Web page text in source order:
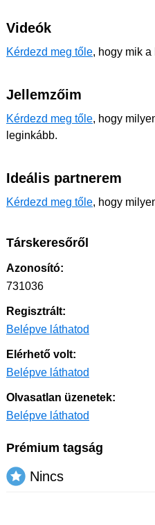
Videók
Kérdezd meg tőle, hogy mik
Jellemzőim
Kérdezd meg tőle, hogy
leginkább.
Ideális partnerem
Kérdezd meg tőle, hogy
Társkeresőről
Azonosító:
731036
Regisztrált:
Belépve láthatod
Elérhető volt:
Belépve láthatod
Olvasatlan üzenetek:
Belépve láthatod
Prémium tagság
Nincs